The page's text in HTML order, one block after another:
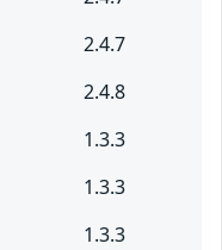
2.4.7
2.4.8
1.3.3
1.3.3
1.3.3